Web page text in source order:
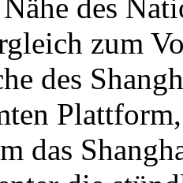
des
zum
des
das